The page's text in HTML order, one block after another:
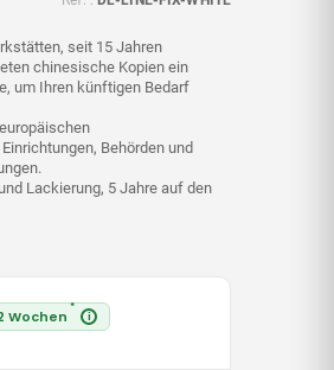
seit 15 Jahren
chinesische Kopien ein
um Ihren künftigen Bedarf
Behörden und
Lackierung, 5 Jahre auf den
Wochen *
i